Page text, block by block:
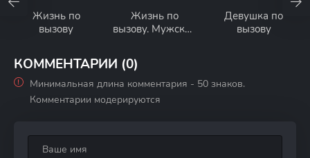
Жизнь по
вызову
Жизнь по
вызову. Мужской
Девушка по
вызову
КОММЕНТАРИИ (0)
Минимальная длина комментария - 50 знаков.
Комментарии модерируются